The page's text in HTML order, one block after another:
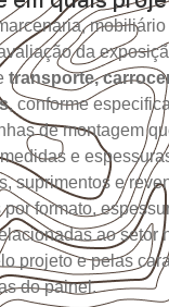
da
transporte,
, conforme
de montagem
e
suprimentos e
formato,
ao setor
projeto e pelas
do painel.